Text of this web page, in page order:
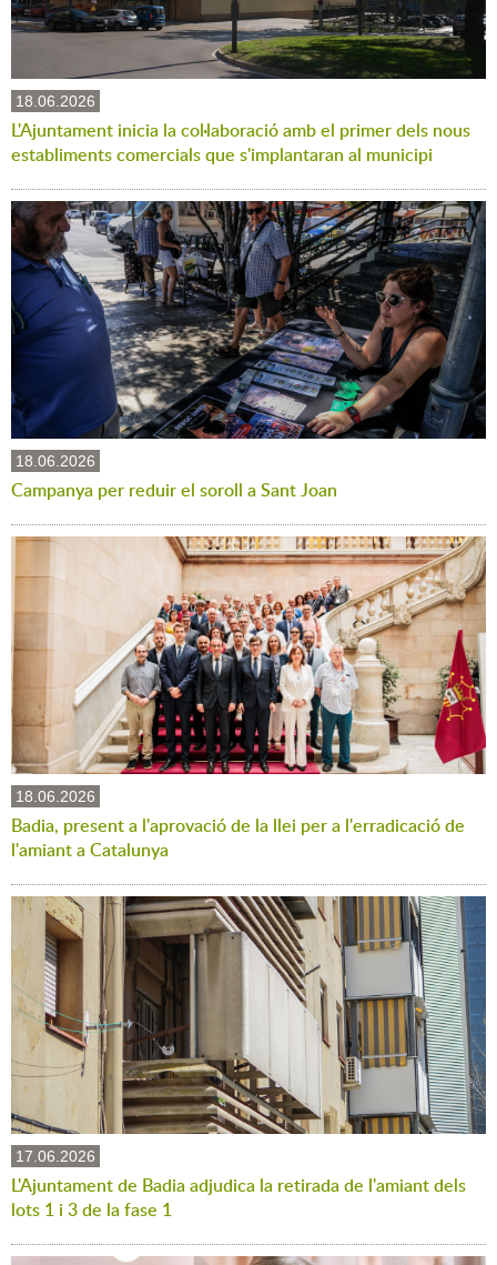
18.06.2026
L'Ajuntament inicia la col·laboració amb el primer dels nous
establiments comercials que s'implantaran al municipi
18.06.2026
Campanya per reduir el soroll a Sant Joan
18.06.2026
Badia, present a l'aprovació de la llei per a l'erradicació de
l'amiant a Catalunya
17.06.2026
L'Ajuntament de Badia adjudica la retirada de l'amiant dels
lots 1 i 3 de la fase 1